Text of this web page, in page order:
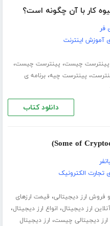
کار با آن چگونه است؟
فر
آموزش اینترنت
چیست، پینترست چیست،
، پینترست چیه،برنامه ی
دانلود کتاب
تجارت الکترونیک
فروش ارز دیجیتالی، قیمت ارزهای
ارز دیجیتال، انواع ارز دیجیتال،
ارز دیجیتالی چیست، ارز دیجیتال